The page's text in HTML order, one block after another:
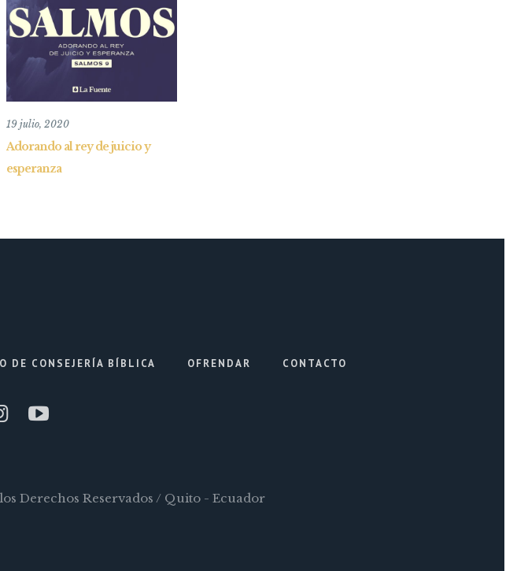
19 julio, 2020
Adorando al rey de juicio y
esperanza
DE CONSEJERÍA BÍBLICA OFRENDAR CONTACTO
Derechos Reservados / Quito - Ecuador